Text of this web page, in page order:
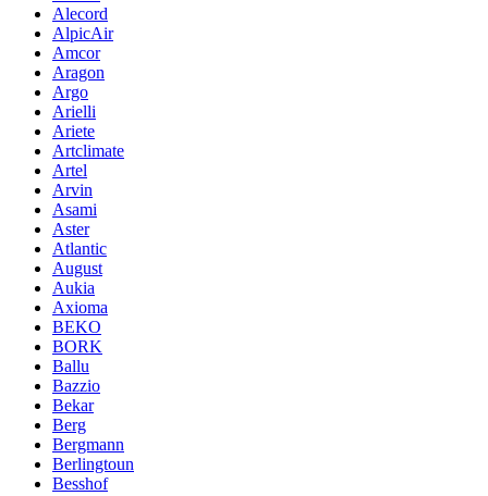
Alecord
AlpicAir
Amcor
Aragon
Argo
Arielli
Ariete
Artclimate
Artel
Arvin
Asami
Aster
Atlantic
August
Aukia
Axioma
BEKO
BORK
Ballu
Bazzio
Bekar
Berg
Bergmann
Berlingtoun
Besshof